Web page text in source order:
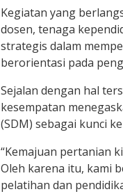
Kegiatan yang
dosen, tenaga
strategis dalam
berorientasi pada
Sejalan dengan hal
kesempatan
(SDM) sebagai kunci
“Kemajuan pertanian
Oleh karena itu, kami
pelatihan dan